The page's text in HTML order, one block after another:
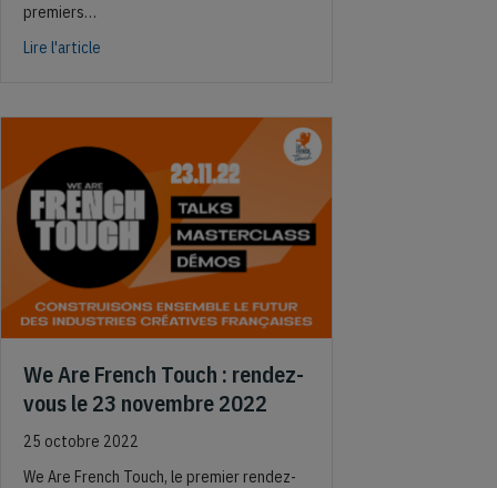
premiers…
Lire l'article
We Are French Touch : rendez-
vous le 23 novembre 2022
25 octobre 2022
We Are French Touch, le premier rendez-